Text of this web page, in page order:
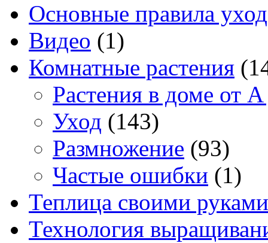
Основные правила
Видео (1)
Комнатные растения
Растения в доме от
Уход (143)
Размножение (93)
Частые ошибки (1)
Теплица своими руками
Технология